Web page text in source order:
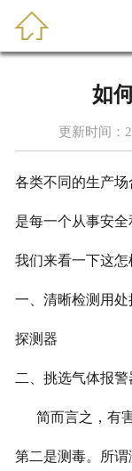

如
更新时间：
各类不同的生产
是每一个从事安全
我们来看一下这怎
一、 清晰检测用
探测器
二 挑选气体报警
简而言之，有害
第二是测毒。所